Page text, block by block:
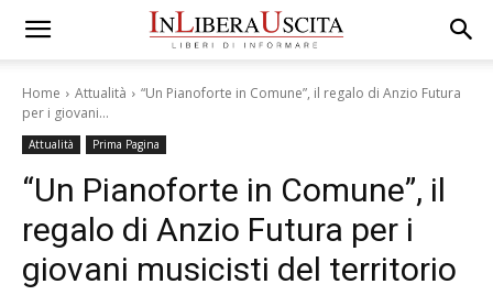
Home Attualità
“Un Pianoforte in Comune”, il regalo di Anzio Futura
per i giovani...
Attualità Prima Pagina
“Un Pianoforte in Comune”, il
regalo di Anzio Futura per i
giovani musicisti del territorio